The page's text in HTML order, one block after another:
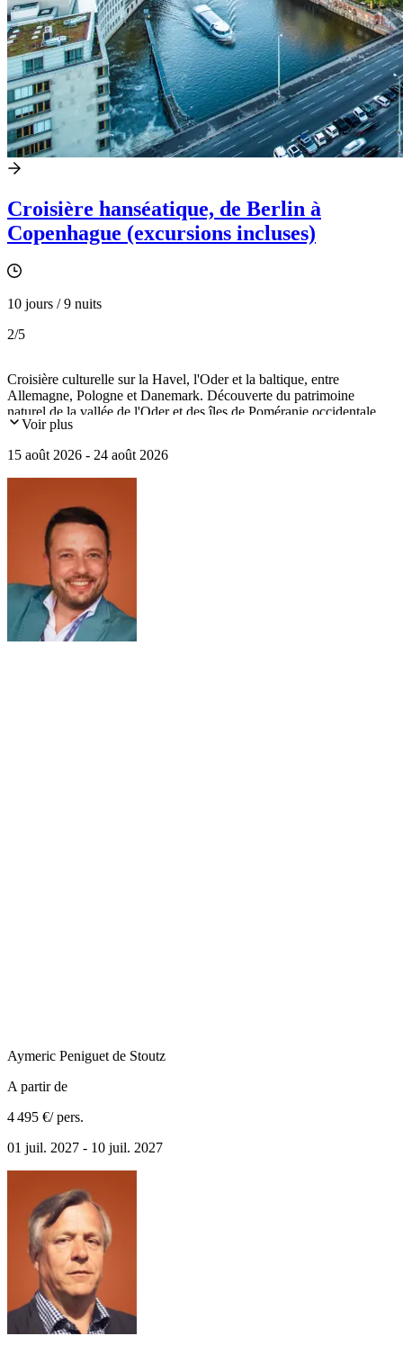
Croisière hanséatique, de Berlin à
Copenhague (excursions incluses)
10 jours / 9 nuits
2/5
Croisière culturelle sur la Havel, l'Oder et la baltique, entre
Allemagne, Pologne et Danemark. Découverte du patrimoine
naturel de la vallée de l'Oder et des îles de Poméranie occidentale.
Visite de Berlin, Szczecin, Greifswald, Copenhague et le château
Voir plus
15 août 2026 - 24 août 2026
Aymeric Peniguet de Stoutz
A partir de
4 495 €/ pers.
01 juil. 2027 - 10 juil. 2027